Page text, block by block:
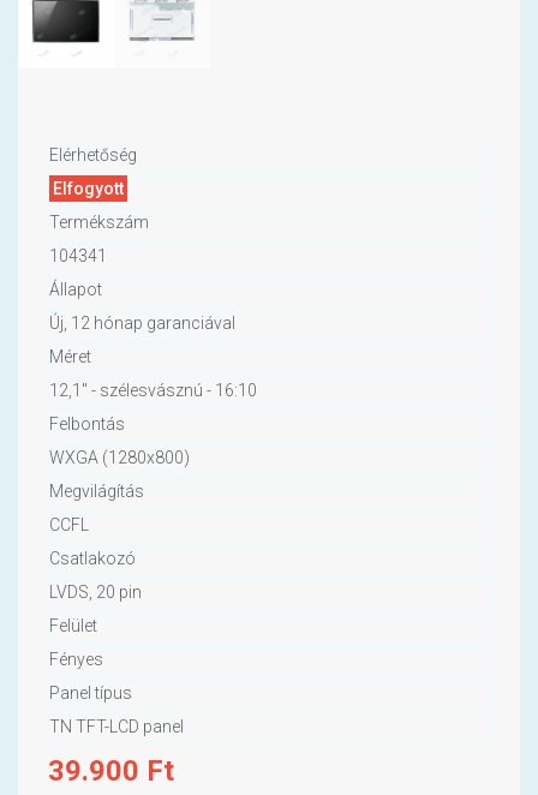
Elérhetőség
Elfogyott
Termékszám
104341
Állapot
Új, 12 hónap garanciával
Méret
12,1" - szélesvásznú - 16:10
Felbontás
WXGA (1280x800)
Megvilágítás
CCFL
Csatlakozó
LVDS, 20 pin
Felület
Fényes
Panel típus
TN TFT-LCD panel
39.900 Ft